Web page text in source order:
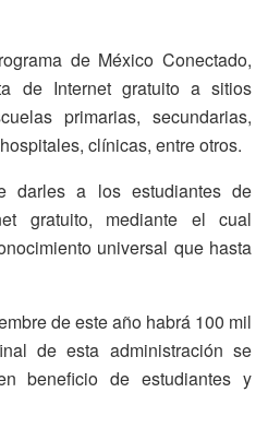
de México Conectado,
de Internet gratuito a sitios
primarias, secundarias,
clínicas, entre otros.
darles a los estudiantes de
gratuito, mediante el cual
universal que hasta
de este año habrá 100 mil
de esta administración se
beneficio de estudiantes y